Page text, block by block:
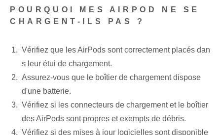
POURQUOI MES AIRPOD NE SE
CHARGENT-ILS PAS ?
Vérifiez que les AirPods sont correctement placés dan
s leur étui de chargement.
Assurez-vous que le boîtier de chargement dispose
d'une batterie.
Vérifiez si les connecteurs de chargement et le boîtier
des AirPods sont propres et exempts de débris.
Vérifiez si des mises à jour logicielles sont disponible